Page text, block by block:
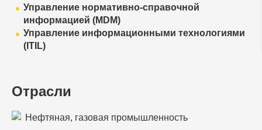
Управление нормативно-справочной
информацией (MDM)
Управление информационными технологиями
(ITIL)
Отрасли
Нефтяная, газовая промышленность